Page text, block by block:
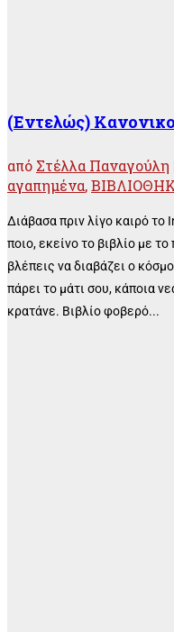
(Εντελώς)
από Στέλλα Παναγούλη
αγαπημένα,
Διάβασα πριν λίγο καιρό
ποιο, εκείνο το βιβλίο με
βλέπεις να διαβάζει ο
πάρει το μάτι σου, κάποια
κρατάνε. Βιβλίο φοβερό...